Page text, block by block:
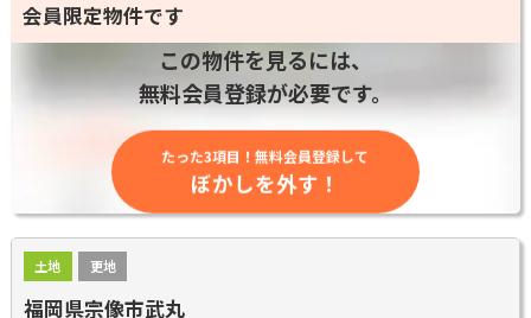
会員限定物件です
この物件を見るには、
無料会員登録が必要です。
たった3項目！無料会員登録して
ぼかしを外す！
土地 更地
福岡県宗像市武丸